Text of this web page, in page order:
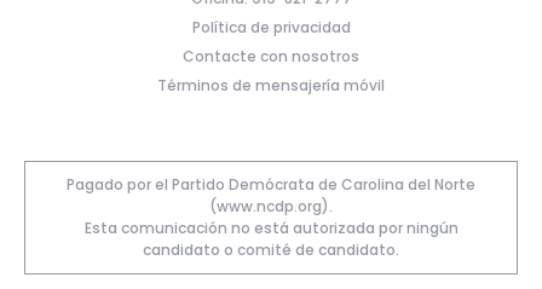
Política de privacidad
Contacte con nosotros
Términos de mensajería móvil
Pagado por el Partido Demócrata de Carolina del Norte
(www.ncdp.org).
Esta comunicación no está autorizada por ningún
candidato o comité de candidato.